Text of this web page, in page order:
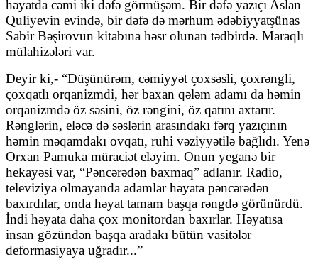
həyatda cəmi iki dəfə görmüşəm. Bir dəfə yazıçı Aslan
Quliyevin evində, bir dəfə də mərhum ədəbiyyatşünas
Sabir Bəşirovun kitabına həsr olunan tədbirdə. Maraqlı
mülahizələri var.
Deyir ki,- “Düşünürəm, cəmiyyət çoxsəsli, çoxrəngli,
çoxqatlı orqanizmdi, hər baxan qələm adamı da həmin
orqanizmdə öz səsini, öz rəngini, öz qatını axtarır.
Rənglərin, eləcə də səslərin arasındakı fərq yazıçının
həmin məqamdakı ovqatı, ruhi vəziyyətilə bağlıdı. Yenə
Orxan Pamuka müraciət eləyim. Onun yeganə bir
hekayəsi var, “Pəncərədən baxmaq” adlanır. Radio,
televiziya olmayanda adamlar həyata pəncərədən
baxırdılar, onda həyat tamam başqa rəngdə görünürdü.
İndi həyata daha çox monitordan baxırlar. Həyatısa
insan gözündən başqa aradakı bütün vasitələr
deformasiyaya uğradır...”